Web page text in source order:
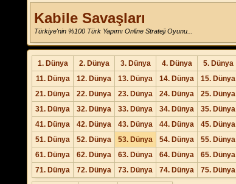
Kabile Savaşları
Türkiye'nin %100 Türk Yapımı Online Strateji Oyunu...
1. Dünya 2. Dünya 3. Dünya 4. Dünya 5. Dünya
11. Dünya
12. Dünya 13. Dünya 14. Dünya 15. Dünya
21. Dünya
22. Dünya 23. Dünya 24. Dünya 25. Dünya
31. Dünya
32. Dünya 33. Dünya 34. Dünya 35. Dünya
41. Dünya
42. Dünya 43. Dünya 44. Dünya 45. Dünya
51. Dünya
52. Dünya 53. Dünya 54. Dünya 55. Dünya
61. Dünya
62. Dünya 63. Dünya 64. Dünya 65. Dünya
71. Dünya
72. Dünya 73. Dünya 74. Dünya 75. Dünya